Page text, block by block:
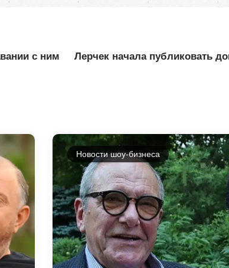
с ним Лерчек начала публиковать
Новости шоу-бизнеса